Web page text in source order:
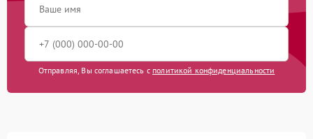
Отправляя, Вы соглашаетесь с политикой конфиденциальности